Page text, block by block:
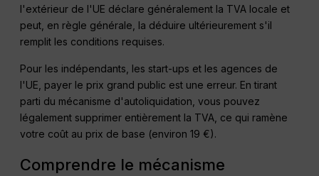
l'extérieur de l'UE déclare généralement la TVA locale et
peut, en règle générale, la déduire ultérieurement s'il
remplit les conditions requises.
Pour les indépendants, les start-ups et les agences de
l'UE, payer le prix grand public est une erreur. En tirant
parti du mécanisme d'autoliquidation, vous pouvez
légalement supprimer entièrement la TVA, ce qui ramène
votre coût au prix de base (environ 19 €).
Comprendre le mécanisme